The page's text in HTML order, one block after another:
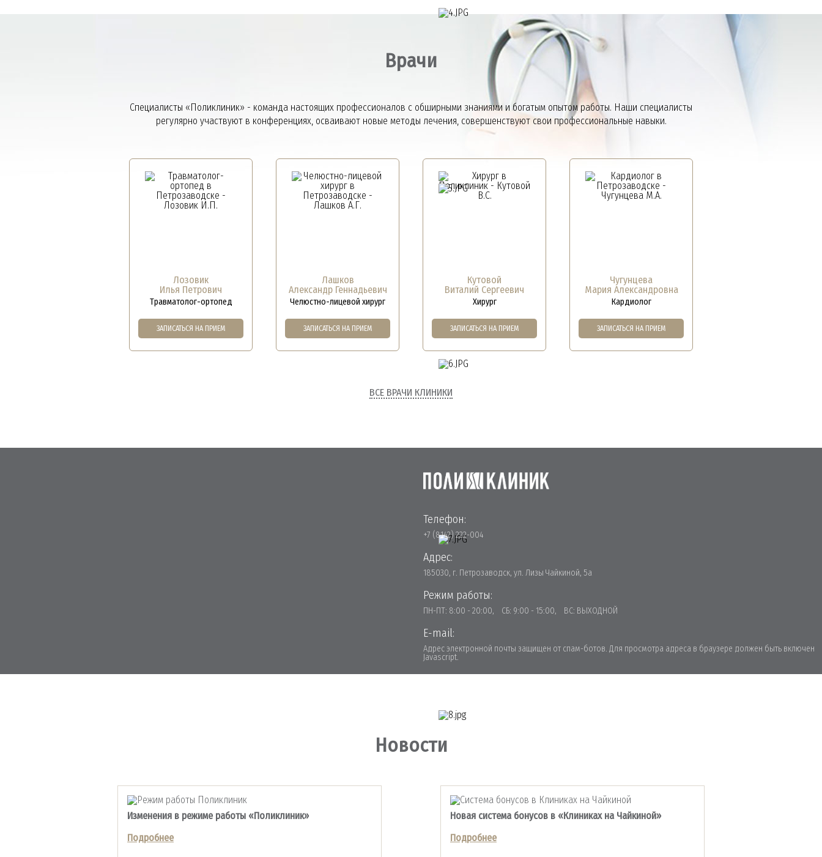
ФГДС И КОЛОНОСКОПИЯ «ВО СНЕ»
ЛАЗЕРНОЕ УДАЛЕНИЕ ТАТУИРОВОК, РАСТЯЖЕК,
ШРАМОВ И СОСУДИСТЫХ «СЕТОЧЕК»
СТИРАЕМ ЛИШНЕЕ
ОПЕРАТИВНАЯ ХИРУРГИЯ
В «ПОЛИКЛИНИК»
Врачи
Специалисты «Поликлиник» - команда настоящих профессионалов с обширными знаниями и богатым опытом работы. Наши специалисты
регулярно участвуют в конференциях, осваивают новые методы лечения, совершенствуют свои профессиональные навыки.
Лозовик
Илья Петрович
Травматолог-ортопед
ЗАПИСАТЬСЯ НА ПРИЕМ
Лашков
Александр Геннадьевич
Челюстно-лицевой хирург
ЗАПИСАТЬСЯ НА ПРИЕМ
Кутовой
Виталий Сергеевич
Хирург
ЗАПИСАТЬСЯ НА ПРИЕМ
Чугунцева
Мария Александровна
Кардиолог
ЗАПИСАТЬСЯ НА ПРИЕМ
ВСЕ ВРАЧИ КЛИНИКИ
Телефон:
+7 (8142) 222-004
Адрес:
185030, г. Петрозаводск, ул. Лизы Чайкиной, 5а
Режим работы:
ПН-ПТ: 8:00 - 20:00, СБ: 9:00 - 15:00, ВС: ВЫХОДНОЙ
E-mail:
Адрес электронной почты защищен от спам-ботов. Для просмотра адреса в браузере должен быть включен
Javascript.
Новости
Изменения в режиме работы «Поликлиник»
Подробнее
Новая система бонусов в «Клиниках на Чайкиной»
Подробнее